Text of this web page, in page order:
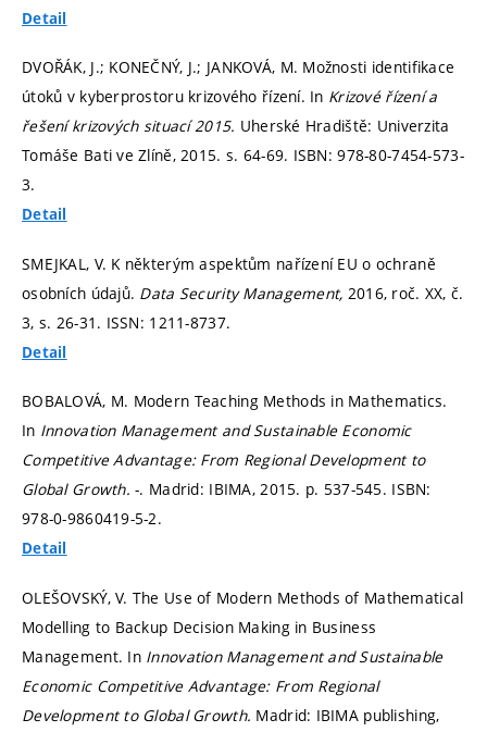
Detail
DVOŘÁK, J.; KONEČNÝ, J.; JANKOVÁ, M. Možnosti identifikace
útoků v kyberprostoru krizového řízení. In Krizové řízení a
řešení krizových situací 2015. Uherské Hradiště: Univerzita
Tomáše Bati ve Zlíně, 2015. s. 64-69. ISBN: 978-80-7454-573-
3.
Detail
SMEJKAL, V. K některým aspektům nařízení EU o ochraně
osobních údajů. Data Security Management, 2016, roč. XX, č.
3, s. 26-31. ISSN: 1211-8737.
Detail
BOBALOVÁ, M. Modern Teaching Methods in Mathematics.
In Innovation Management and Sustainable Economic
Competitive Advantage: From Regional Development to
Global Growth.-. Madrid: IBIMA, 2015. p. 537-545. ISBN:
978-0-9860419-5-2.
Detail
OLEŠOVSKÝ, V. The Use of Modern Methods of Mathematical
Modelling to Backup Decision Making in Business
Management. In Innovation Management and Sustainable
Economic Competitive Advantage: From Regional
Development to Global Growth. Madrid: IBIMA publishing,